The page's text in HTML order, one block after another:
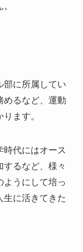
部に所属してい
めるなど、運動
ます。
代にはオース
するなど、様々
ようにして培っ
生に活きてきた